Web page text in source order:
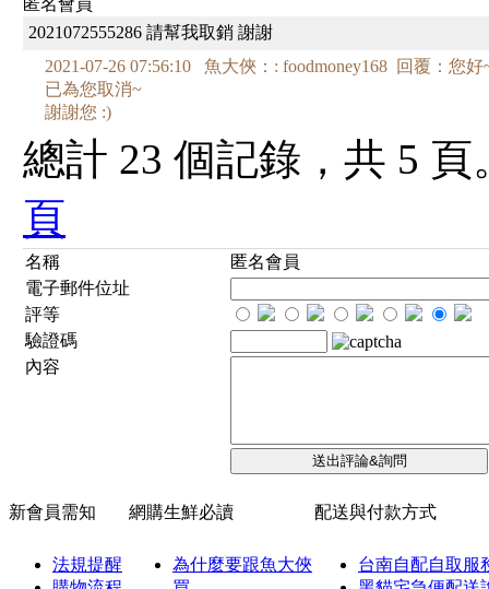
匿名會員
2021072555286 請幫我取銷 謝謝
2021-07-26 07:56:10 魚大俠：: foodmoney168 回覆：您好
已為您取消~
謝謝您 :)
總計 23 個記錄，共 5
頁
名稱
匿名會員
電子郵件位址
評等
驗證碼
內容
新會員需知 網購生鮮必讀 配送與付款方式
法規提醒
為什麼要跟魚大俠
台南自配自取服